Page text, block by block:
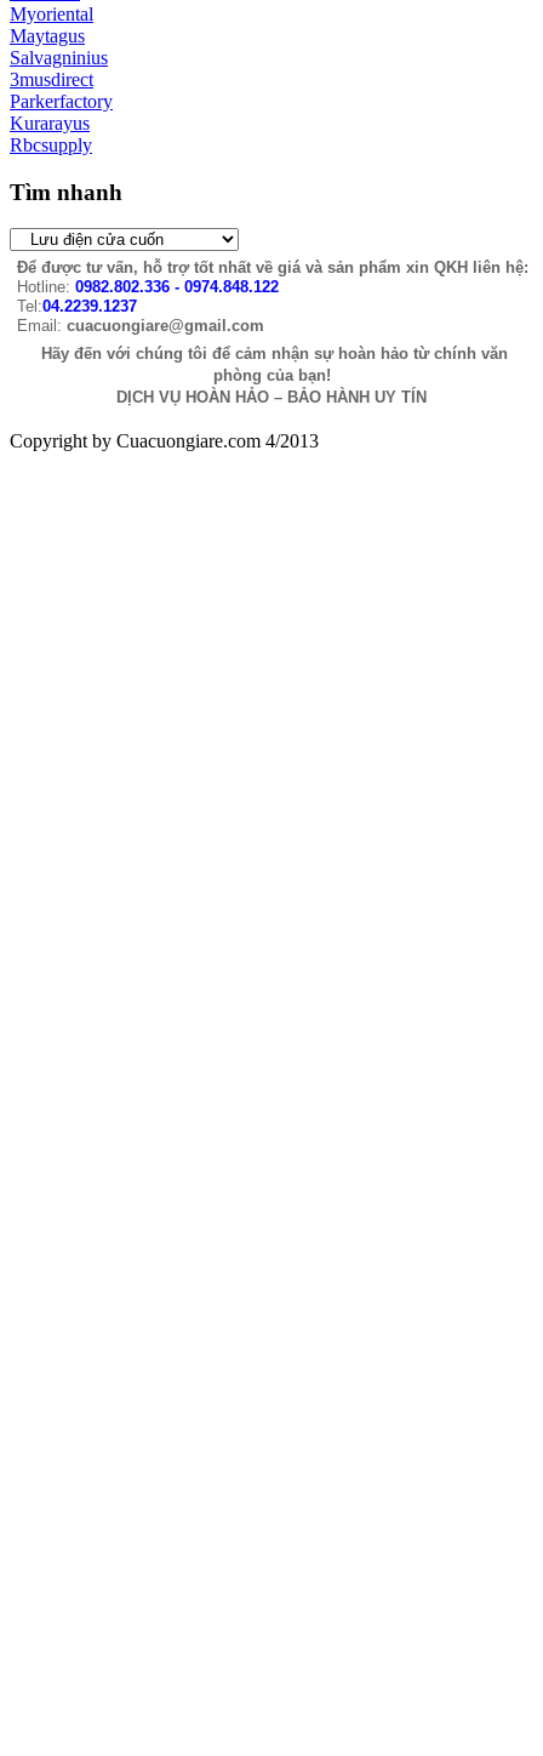
Myoriental
Maytagus
Salvagninius
3musdirect
Parkerfactory
Kurarayus
Rbcsupply
Tìm nhanh
Để được tư vấn, hỗ trợ tốt nhất về giá và sản phẩm xin QKH liên hệ:
Hotline: 0982.802.336 - 0974.848.122
Tel:04.2239.1237
Email: cuacuongiare@gmail.com
Hãy đến với chúng tôi để cảm nhận sự hoàn hảo từ chính văn
phòng của bạn!
DỊCH VỤ HOÀN HẢO – BẢO HÀNH UY TÍN
Copyright by Cuacuongiare.com 4/2013